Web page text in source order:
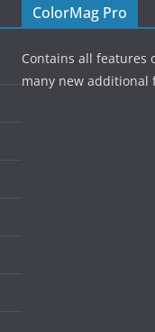
ColorMag Pro
Contains all features
many new additional